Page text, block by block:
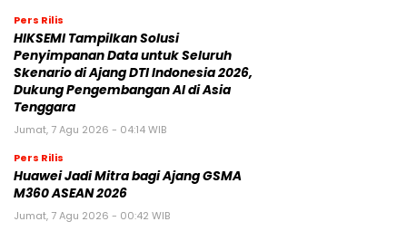
Pers Rilis
HIKSEMI Tampilkan Solusi
Penyimpanan Data untuk Seluruh
Skenario di Ajang DTI Indonesia 2026,
Dukung Pengembangan AI di Asia
Tenggara
Jumat, 7 Agu 2026 - 04:14 WIB
Pers Rilis
Huawei Jadi Mitra bagi Ajang GSMA
M360 ASEAN 2026
Jumat, 7 Agu 2026 - 00:42 WIB